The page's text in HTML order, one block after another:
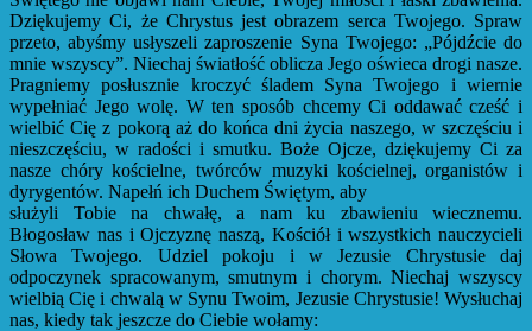
Dziękujemy Ci, że Chrystus jest obrazem serca Twojego. Spraw
przeto, abyśmy usłyszeli zaproszenie Syna Twojego: „Pójdźcie do
mnie wszyscy”. Niechaj światłość oblicza Jego oświeca drogi nasze.
Pragniemy posłusznie kroczyć śladem Syna Twojego i wiernie
wypełniać Jego wolę. W ten sposób chcemy Ci oddawać cześć i
wielbić Cię z pokorą aż do końca dni życia naszego, w szczęściu i
nieszczęściu, w radości i smutku. Boże Ojcze, dziękujemy Ci za
nasze chóry kościelne, twórców muzyki kościelnej, organistów i
dyrygentów. Napełń ich Duchem Świętym, aby
służyli Tobie na chwałę, a nam ku zbawieniu wiecznemu.
Błogosław nas i Ojczyznę naszą, Kościół i wszystkich nauczycieli
Słowa Twojego. Udziel pokoju i w Jezusie Chrystusie daj
odpoczynek spracowanym, smutnym i chorym. Niechaj wszyscy
wielbią Cię i chwalą w Synu Twoim, Jezusie Chrystusie! Wysłuchaj
nas, kiedy tak jeszcze do Ciebie wołamy: